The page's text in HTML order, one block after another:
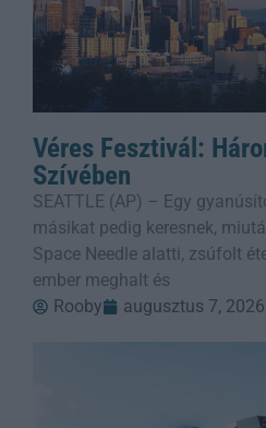
Véres Fesztivál:
Szívében
SEATTLE (AP) – Egy
másikat pedig keresnek,
Space Needle alatti, zsúfolt
ember meghalt és
Rooby
augusztus 7, 2026